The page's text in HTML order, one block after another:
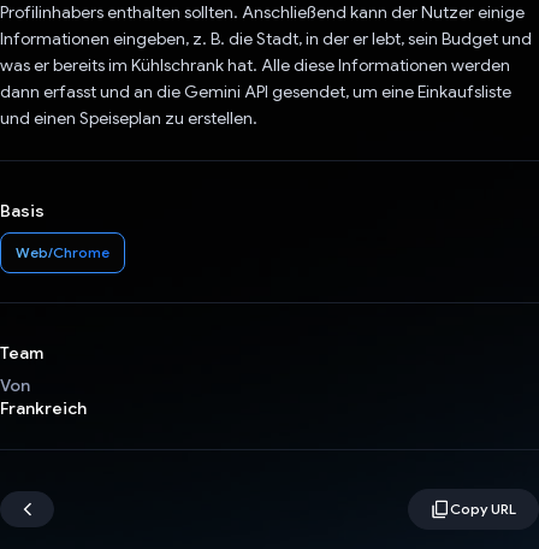
Profilinhabers enthalten sollten. Anschließend kann der Nutzer einige
Informationen eingeben, z. B. die Stadt, in der er lebt, sein Budget und
was er bereits im Kühlschrank hat. Alle diese Informationen werden
dann erfasst und an die Gemini API gesendet, um eine Einkaufsliste
und einen Speiseplan zu erstellen.
Basis
Web/Chrome
Team
Von
Frankreich